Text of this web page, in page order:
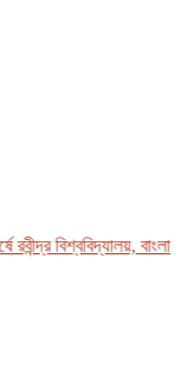
বিশ্ববিদ্যালয়,